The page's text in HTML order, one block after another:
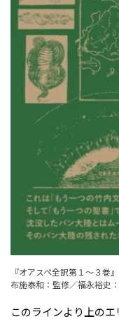
『オアスペ全訳第１～３巻
布施泰和：監修／福永裕史
このラインより上のエ